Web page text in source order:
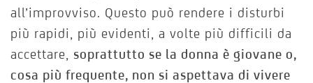
all’improvviso. Questo può rendere i disturbi
più rapidi, più evidenti, a volte più difficili da
accettare, soprattutto se la donna è giovane o,
cosa più frequente, non si aspettava di vivere